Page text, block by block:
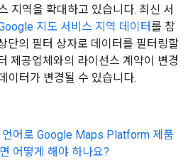
지역을 확대하고 있습니다. 최신 서
지도 서비스 지역 데이터를 참
단의 필터 상자로 데이터를 필터링할
제공업체와의 라이선스 계약이 변경
이터가 변경될 수 있습니다.
언어로 Google Maps Platform 제품
어떻게 해야 하나요?